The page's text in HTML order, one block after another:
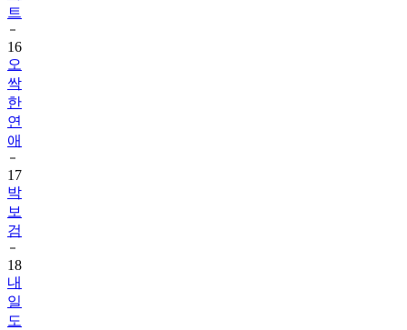
트
16
오
싹
한
연
애
17
박
보
검
18
내
일
도